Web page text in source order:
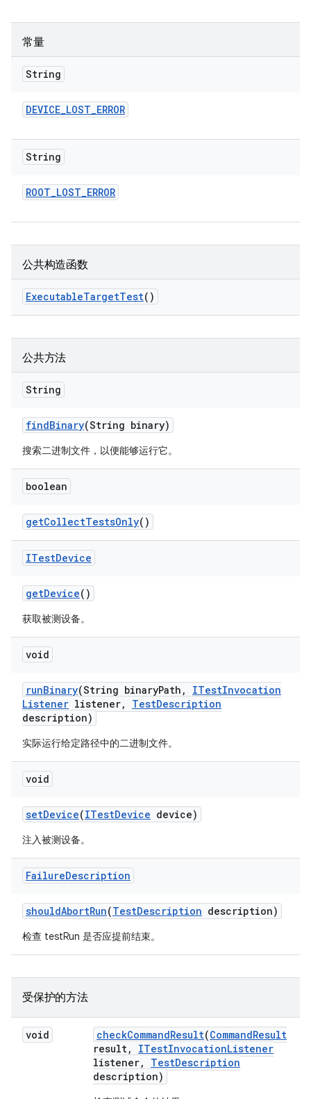
常量
String
DEVICE_LOST_ERROR
String
ROOT_LOST_ERROR
公共构造函数
ExecutableTargetTest()
公共方法
String
findBinary(String binary)
搜索二进制文件，以便能够运行它。
boolean
getCollectTestsOnly()
ITestDevice
getDevice()
获取被测设备。
void
runBinary(String binaryPath , ITestInvocation
Listener listener, TestDescription
description)
实际运行给定路径中的二进制文件。
void
setDevice(ITestDevice device)
注入被测设备。
FailureDescription
shouldAbortRun(TestDescription description)
检查 testRun 是否应提前结束。
受保护的方法
void checkCommandResult(CommandResult
result, ITestInvocationListener
listener, TestDescription
description)